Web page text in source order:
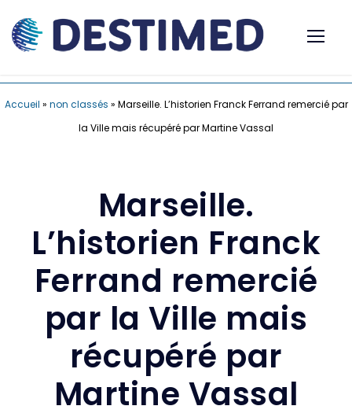
Accueil » non classés » Marseille. L’historien Franck Ferrand remercié par
la Ville mais récupéré par Martine Vassal
Marseille.
L’historien Franck
Ferrand remercié
par la Ville mais
récupéré par
Martine Vassal